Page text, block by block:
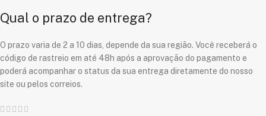
Qual o prazo de entrega?
O prazo varia de 2 a 10 dias, depende da sua região. Você receberá o
código de rastreio em até 48h após a aprovação do pagamento e
poderá acompanhar o status da sua entrega diretamente do nosso
site ou pelos correios.